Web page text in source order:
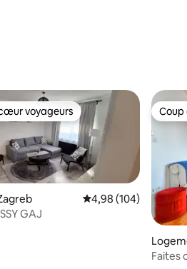
137 commentaires
voyageurs parmi les plus aimés
voyageurs
Note moyenne de
4,98 (104)
GAJ
Faites